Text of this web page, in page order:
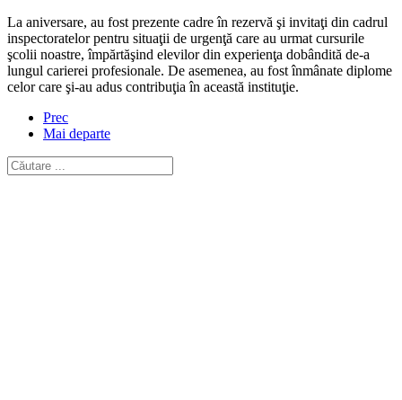
La aniversare, au fost prezente cadre în rezervă şi invitaţi din cadrul
inspectoratelor pentru situaţii de urgenţă care au urmat cursurile
şcolii noastre, împărtăşind elevilor din experienţa dobândită de-a
lungul carierei profesionale. De asemenea, au fost înmânate diplome
celor care şi-au adus contribuţia în această instituţie.
Prec
Mai departe